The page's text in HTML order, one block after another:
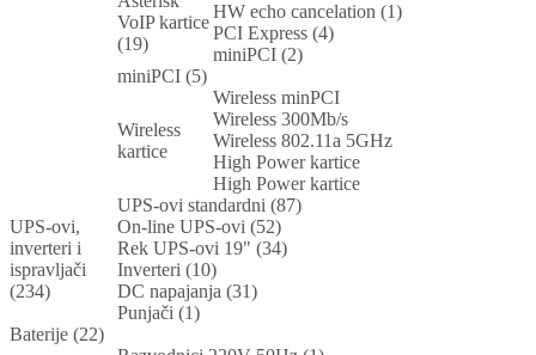
VoIP kartice
(19)
HW echo cancelation (1)
PCI Express (4)
miniPCI (2)
miniPCI (5)
Wireless
kartice
Wireless minPCI
Wireless 300Mb/s
Wireless 802.11a 5GHz
High Power kartice
High Power kartice
UPS-ovi,
inverteri i
ispravljači
(234)
UPS-ovi standardni (87)
On-line UPS-ovi (52)
Rek UPS-ovi 19" (34)
Inverteri (10)
DC napajanja (31)
Punjači (1)
Baterije (22)